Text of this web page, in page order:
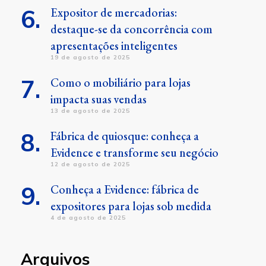
Expositor de mercadorias:
destaque-se da concorrência com
apresentações inteligentes
19 de agosto de 2025
Como o mobiliário para lojas
impacta suas vendas
13 de agosto de 2025
Fábrica de quiosque: conheça a
Evidence e transforme seu negócio
12 de agosto de 2025
Conheça a Evidence: fábrica de
expositores para lojas sob medida
4 de agosto de 2025
Arquivos